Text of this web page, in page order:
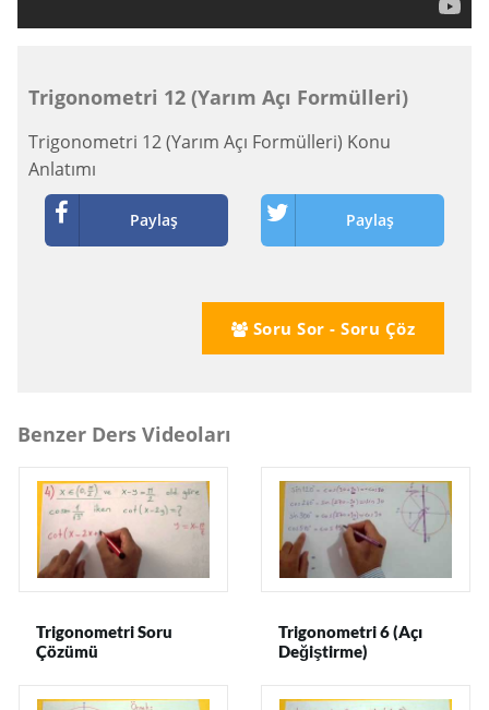
Trigonometri 12 (Yarım Açı Formülleri)
Trigonometri 12 (Yarım Açı Formülleri) Konu
Anlatımı
Paylaş Paylaş
Soru Sor - Soru Çöz
Benzer Ders Videoları
Trigonometri Soru
Çözümü
Trigonometri 6 (Açı
Değiştirme)